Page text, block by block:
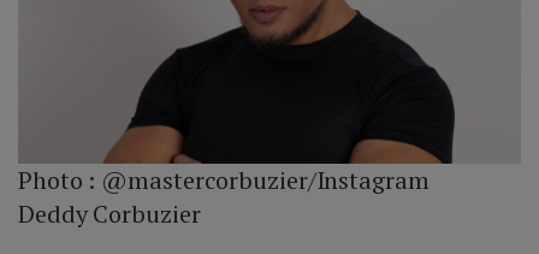
Photo : @mastercorbuzier/Instagram
Deddy Corbuzier